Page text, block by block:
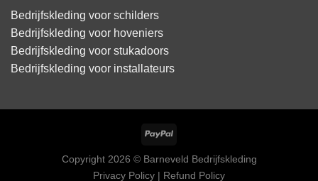
Bedrijfskleding voor schilders
Bedrijfskleding voor hoveniers
Bedrijfskleding voor stukadoors
Bedrijfskleding voor installateurs
Copyright 2026 © Barneveld Bedrijfskleding
Privacy Policy | Refund Policy